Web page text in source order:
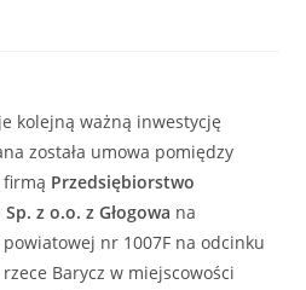
kolejną ważną inwestycję
została umowa pomiędzy
firmą Przedsiębiorstwo
z o.o. z Głogowa na
nr 1007F na odcinku
Barycz w miejscowości